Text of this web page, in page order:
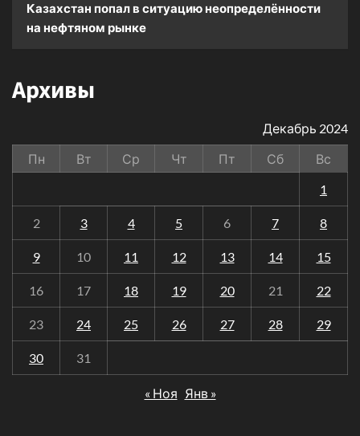
Казахстан попал в ситуацию неопределённости
на нефтяном рынке
Архивы
Декабрь 2024
Пн
Вт Ср Чт Пт Сб
Вс
1
2 3 4 5 6 7 8
9 10 11 12 13 14 15
16 17 18 19 20 21 22
23 24 25 26 27 28 29
30 31
« Ноя Янв »